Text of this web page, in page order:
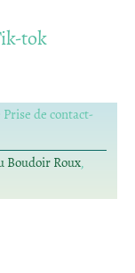
tok
de contact-
Boudoir Roux,